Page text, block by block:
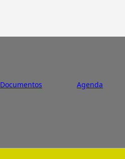
Documentos Agenda